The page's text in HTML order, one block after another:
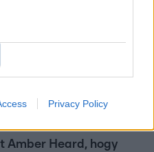
Privacy Policy
Amber Heard, hogy